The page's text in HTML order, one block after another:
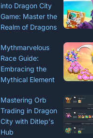
into Dragon City
Game: Master the
Realm of Dragons
Mythmarvelous
Race Guide:
Embracing the
Mythical Element
Mastering Orb
Trading in Dragon
City with Ditlep's
Hub